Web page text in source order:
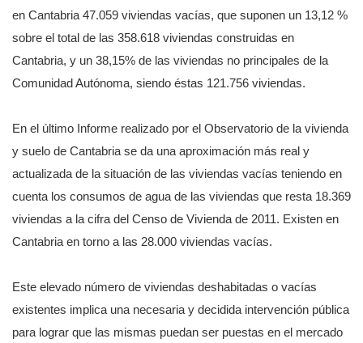
en Cantabria 47.059 viviendas vacías, que suponen un 13,12 %
sobre el total de las 358.618 viviendas construidas en
Cantabria, y un 38,15% de las viviendas no principales de la
Comunidad Autónoma, siendo éstas 121.756 viviendas.
En el último Informe realizado por el Observatorio de la vivienda
y suelo de Cantabria se da una aproximación más real y
actualizada de la situación de las viviendas vacías teniendo en
cuenta los consumos de agua de las viviendas que resta 18.369
viviendas a la cifra del Censo de Vivienda de 2011. Existen en
Cantabria en torno a las 28.000 viviendas vacías.
Este elevado número de viviendas deshabitadas o vacías
existentes implica una necesaria y decidida intervención pública
para lograr que las mismas puedan ser puestas en el mercado